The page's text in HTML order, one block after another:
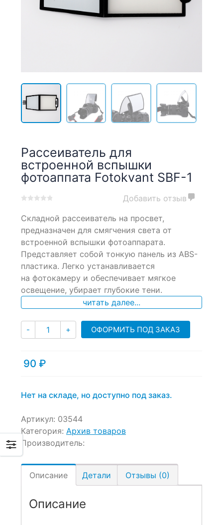
Рассеиватель для
встроенной вспышки
фотоаппата Fotokvant SBF-1
out
based
on
customer
ratings
Добавить отзыв
Складной рассеиватель на просвет,
предназначен для смягчения света от
встроенной вспышки фотоаппарата.
Представляет собой тонкую панель из ABS-
пластика. Легко устанавливается
на фотокамеру и обеспечивает мягкое
освещение, убирает глубокие тени.
читать далее...
- Количество
+ ОФОРМИТЬ ПОД ЗАКАЗ
90 ₽
Нет на складе, но доступно под заказ.
Артикул: 03544
Категория: Архив товаров
Производитель:
Описание Детали Отзывы (0)
Описание